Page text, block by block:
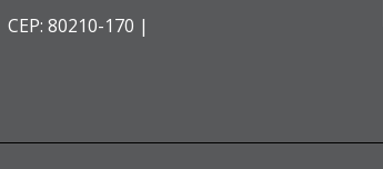
CEP: 80210-170 |